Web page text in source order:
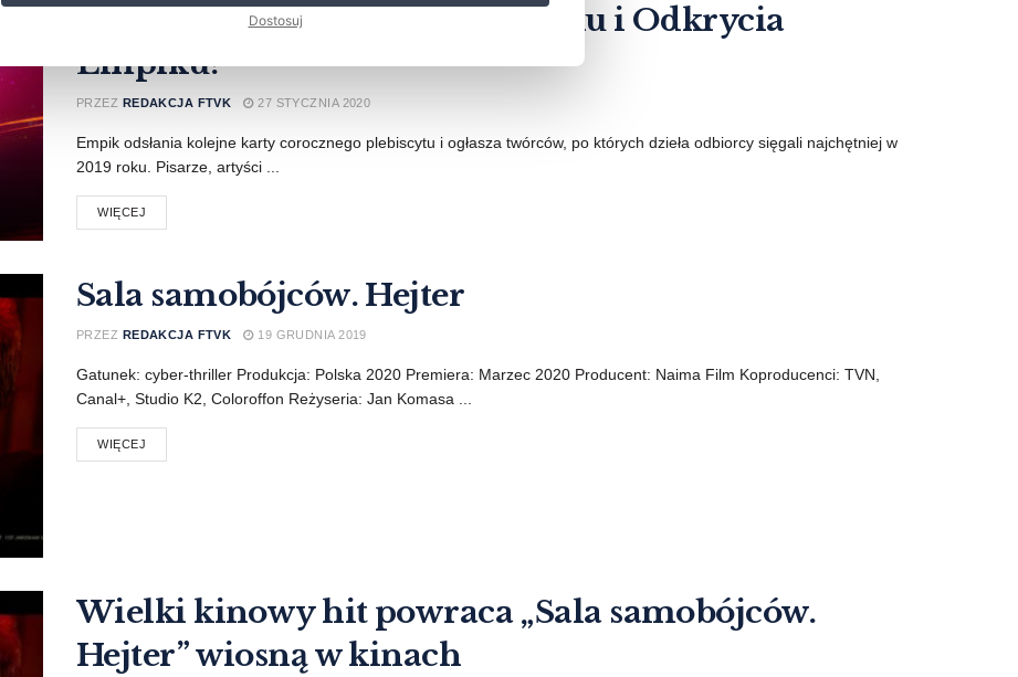
ma szansę na Bestsellery Empiku i Odkrycia
Empiku?
PRZEZ REDAKCJA FTVK 27 STYCZNIA 2020
Empik odsłania kolejne karty corocznego plebiscytu i ogłasza twórców, po których dzieła odbiorcy sięgali najchętniej w
2019 roku. Pisarze, artyści ...
WIĘCEJ
Sala samobójców. Hejter
PRZEZ REDAKCJA FTVK 19 GRUDNIA 2019
Gatunek: cyber-thriller Produkcja: Polska 2020 Premiera: Marzec 2020 Producent: Naima Film Koproducenci: TVN,
Canal+, Studio K2, Coloroffon Reżyseria: Jan Komasa ...
WIĘCEJ
Wielki kinowy hit powraca „Sala samobójców.
Hejter” wiosną w kinach
Dostosuj